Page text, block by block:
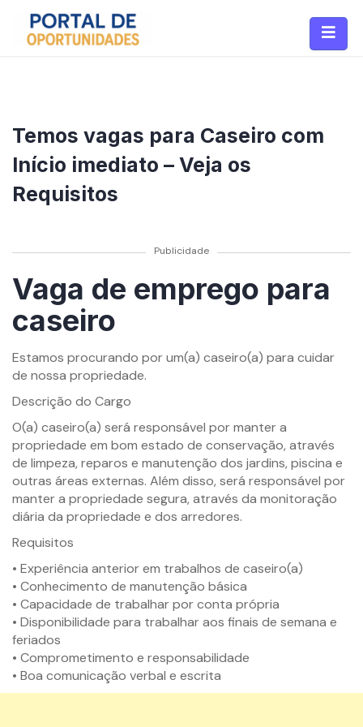
Temos vagas para Caseiro com
Início imediato – Veja os
Requisitos
Publicidade
Vaga de emprego para
caseiro
Estamos procurando por um(a) caseiro(a) para cuidar
de nossa propriedade.
Descrição do Cargo
O(a) caseiro(a) será responsável por manter a
propriedade em bom estado de conservação, através
de limpeza, reparos e manutenção dos jardins, piscina e
outras áreas externas. Além disso, será responsável por
manter a propriedade segura, através da monitoração
diária da propriedade e dos arredores.
Requisitos
• Experiência anterior em trabalhos de caseiro(a)
• Conhecimento de manutenção básica
• Capacidade de trabalhar por conta própria
• Disponibilidade para trabalhar aos finais de semana e
feriados
• Comprometimento e responsabilidade
• Boa comunicação verbal e escrita